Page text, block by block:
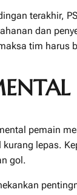
terakhir,
dan
tim harus
pemain
lepas.
gol.